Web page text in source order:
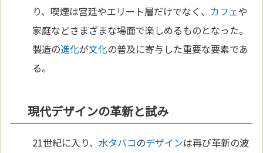
り、喫煙は宮廷やエリート層だけでなく、 カフェや
家庭などさまざまな場面で楽しめるものとなった。
製造の進化が文化の普及に寄与した重要な要素であ
る。
現代デザインの革新と試み
21世紀に入り、水タバコのデザインは再び革新の波